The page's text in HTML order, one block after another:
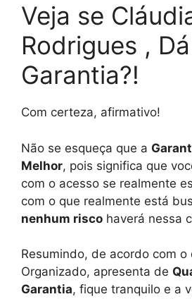
Veja se
Rodrigues ,
Garantia?!
Com certeza, afirmativo!
Não se esqueça que a
Melhor, pois significa que
com o acesso se realmente
com o que realmente está
nenhum risco haverá nessa
Resumindo, de acordo com o
Organizado, apresenta de
Garantia, fique tranquilo e a